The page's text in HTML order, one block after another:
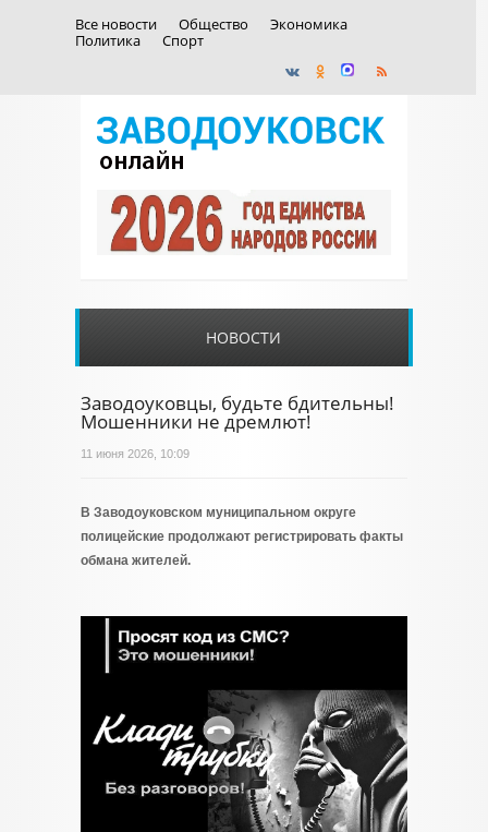
Все новости Общество
Экономика
Политика
Спорт
НОВОСТИ
Заводоуковцы, будьте бдительны!
Мошенники не дремлют!
11 июня 2026, 10:09
В Заводоуковском муниципальном округе
полицейские продолжают регистрировать факты
обмана жителей.